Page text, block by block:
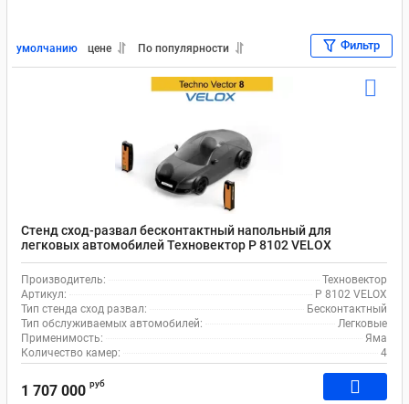
умолчанию цене По популярности Фильтр
Стенд сход-развал бесконтактный напольный для
легковых автомобилей Техновектор P 8102 VELOX
Производитель:
Техновектор
Артикул:
P 8102 VELOX
Тип стенда сход развал:
Бесконтактный
Тип обслуживаемых автомобилей:
Легковые
Применимость:
Яма
Количество камер:
4
1 707 000 руб